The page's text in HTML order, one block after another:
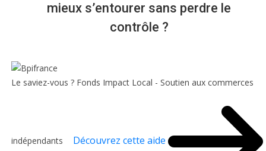
mieux s’entourer sans perdre le
contrôle ?
Le saviez-vous ? Fonds Impact Local - Soutien aux commerces
indépendants Découvrez cette aide